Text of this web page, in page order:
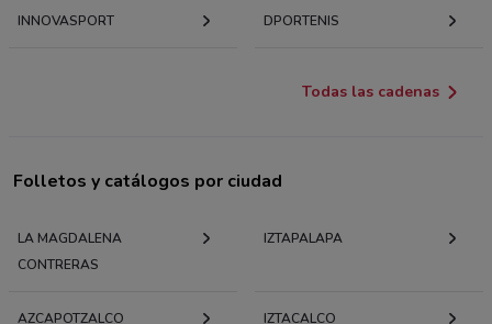
INNOVASPORT DPORTENIS
Todas las cadenas
Folletos y catálogos por ciudad
LA MAGDALENA
CONTRERAS
IZTAPALAPA
AZCAPOTZALCO IZTACALCO